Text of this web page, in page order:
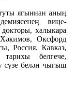
ягыннан аның
вице-
халыкара
Оксфорд
Россия, Кавказ,
белгече,
сүзе белән чыгыш